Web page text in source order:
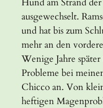
ausgewechselt.
und hat bis zum
mehr an den
Wenige Jahre
Probleme bei
Chicco an. Von
heftigen